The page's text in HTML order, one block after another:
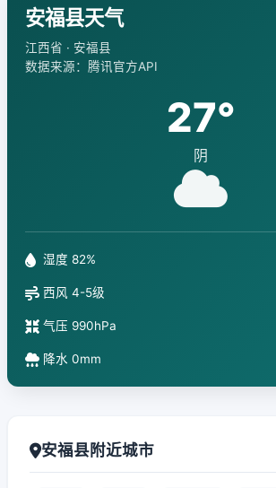
安福县天气
江西省 · 安福县
数据来源：腾讯官方API
27°
阴
湿度 82%
西风 4-5级
气压 990hPa
降水 0mm
安福县附近城市